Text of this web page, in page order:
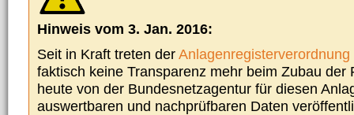
Hinweis vom 3. Jan. 2016:
Seit in Kraft treten derAnlagenregisterverordnung
faktisch keine Transparenz mehr beim Zubau der
heute von der Bundesnetzagentur für diesen
auswertbaren und nachprüfbaren Daten